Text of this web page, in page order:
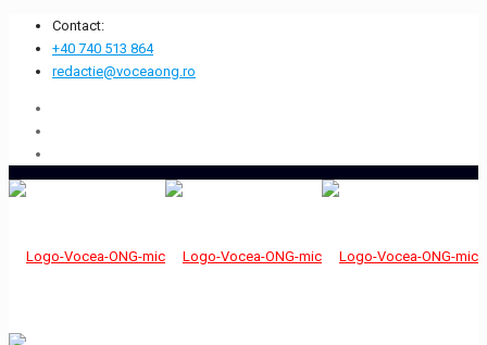
Contact:
+40 740 513 864
redactie@voceaong.ro